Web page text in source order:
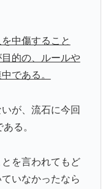
中傷すること
的の、ルールや
である。
が、流石に今回
る。
を言われてもど
いなかったなら